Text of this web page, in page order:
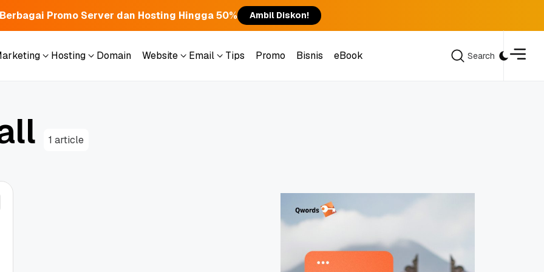
Promo Server dan Hosting Hingga 50% Ambil Diskon!
Hosting
Domain
Website
Email
Tips
Promo
Bisnis
eBook
Search
ll 1 article